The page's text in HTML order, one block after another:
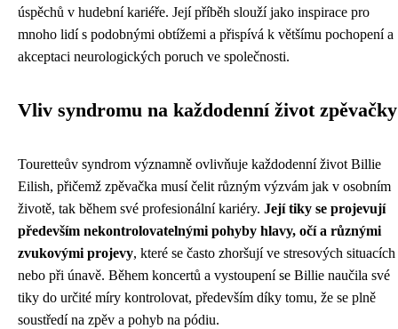
úspěchů v hudební kariéře. Její příběh slouží jako inspirace pro
mnoho lidí s podobnými obtížemi a přispívá k většímu pochopení a
akceptaci neurologických poruch ve společnosti.
Vliv syndromu na každodenní život zpěvačky
Touretteův syndrom významně ovlivňuje každodenní život Billie
Eilish, přičemž zpěvačka musí čelit různým výzvám jak v osobním
životě, tak během své profesionální kariéry. Její tiky se projevují
především nekontrolovatelnými pohyby hlavy, očí a různými
zvukovými projevy, které se často zhoršují ve stresových situacích
nebo při únavě. Během koncertů a vystoupení se Billie naučila své
tiky do určité míry kontrolovat, především díky tomu, že se plně
soustředí na zpěv a pohyb na pódiu.